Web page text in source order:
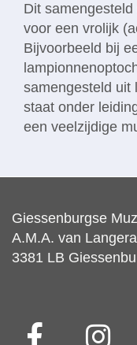
Dit
voor een vrolijk
Bijvoorbeeld bij
samengesteld uit
staat onder
een veelzijdige
Giessenburgse
A.M.A. van
3381 LB